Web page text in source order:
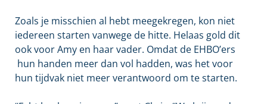
Zoals je misschien al hebt meegekregen, kon niet
iedereen starten vanwege de hitte. Helaas gold dit
ook voor Amy en haar vader. Omdat de EHBO’ers
hun handen meer dan vol hadden, was het voor
hun tijdvak niet meer verantwoord om te starten.